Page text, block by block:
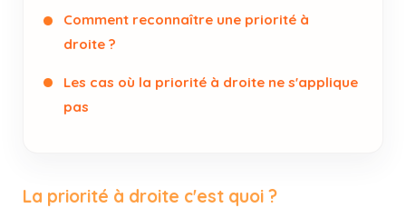
Comment reconnaître une priorité à
droite ?
Les cas où la priorité à droite ne s'applique
pas
La priorité à droite c'est quoi ?